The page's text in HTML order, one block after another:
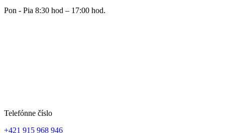
Pon - Pia 8:30 hod – 17:00 hod.
Telefónne číslo
+421 915 968 946